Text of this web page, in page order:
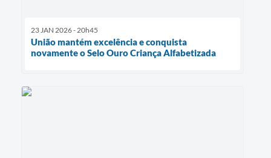
23 JAN 2026 - 20h45
União mantém excelência e conquista
novamente o Selo Ouro Criança Alfabetizada